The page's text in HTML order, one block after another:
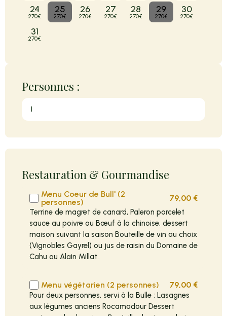
24
270€
25
270€
26
270€
27
270€
28
270€
29
270€
30
270€
31
270€
Personnes :
Restauration & Gourmandise
Menu Coeur de Bull' (2
personnes)
79,00 €
Terrine de magret de canard, Paleron porcelet
sauce au poivre ou Bœuf à la chinoise, dessert
maison suivant la saison Bouteille de vin au choix
(Vignobles Gayrel) ou jus de raisin du Domaine de
Cahu ou Alain Millat.
Menu végétarien (2 personnes) 79,00 €
Pour deux personnes, servi à la Bulle : Lasagnes
aux légumes anciens Rocamadour Dessert